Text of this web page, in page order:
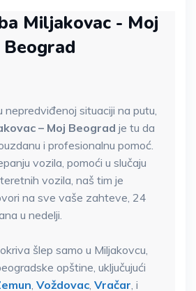
Miljakovac - Moj
Beograd
nepredviđenoj situaciji na putu,
– Moj Beograd je tu da
i profesionalnu pomoć.
vozila, pomoći u slučaju
vozila, naš tim je
na sve vaše zahteve, 24
u nedelji.
šlep samo u Miljakovcu,
opštine, uključujući
, Voždovac, Vračar, i